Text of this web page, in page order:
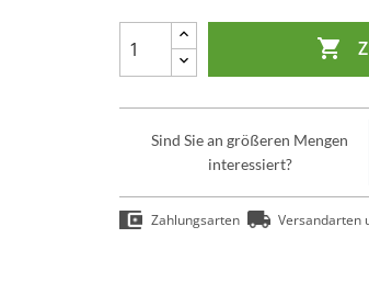

Sind Sie an größeren Mengen
interessiert?
Zahlungsarten Versandarten